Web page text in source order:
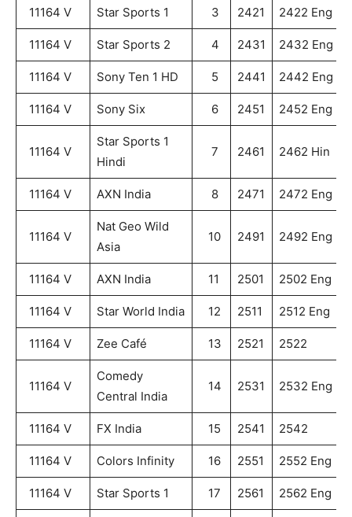
11164 V Star Sports 1 3 2421 2422 Eng
11164 V Star Sports 2 4 2431 2432 Eng
11164 V Sony Ten 1 HD 5 2441 2442 Eng
11164 V Sony Six 6 2451 2452 Eng
11164 V
Star Sports 1
Hindi
7 2461 2462 Hin
11164 V AXN India 8 2471 2472 Eng
11164 V
Nat Geo Wild
Asia
10 2491 2492 Eng
11164 V AXN India 11 2501 2502 Eng
11164 V Star World India 12 2511 2512 Eng
11164 V Zee Café 13 2521 2522
11164 V
Comedy
Central India
14 2531 2532 Eng
11164 V FX India 15 2541 2542
11164 V Colors Infinity 16 2551 2552 Eng
11164 V Star Sports 1 17 2561 2562 Eng